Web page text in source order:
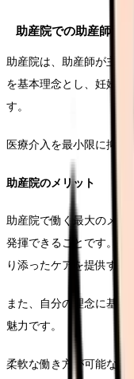
助産院での助産師の
助産院は、助産師が主体
を基本理念とし、妊婦さ
す。
医療介入を最小限に抑え
助産院のメリット
助産院で働く最大のメリ
発揮できることです。妊
り添ったケアを提供する
また、自分の理念に基づ
魅力です。
柔軟な働き方が可能な場